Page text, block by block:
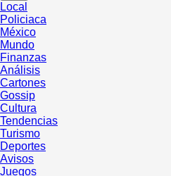
Local
Policiaca
México
Mundo
Finanzas
Análisis
Cartones
Gossip
Cultura
Tendencias
Turismo
Deportes
Avisos
Juegos